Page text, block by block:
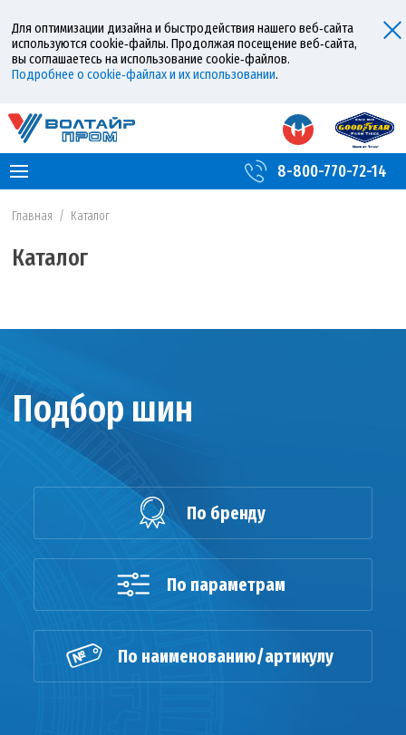
Для оптимизации дизайна и быстродействия нашего веб‑сайта
используются cookie‑файлы. Продолжая посещение веб‑сайта,
вы соглашаетесь на использование cookie‑файлов.
Подробнее о cookie‑файлах и их использовании.
8-800-770-72-14
Главная / Каталог
Каталог
Подбор шин
По бренду
По параметрам
По наименованию/артикулу